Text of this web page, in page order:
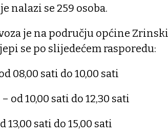
nalazi se 259 osoba.
je na području općine Zrinski
se po slijedećem rasporedu:
08,00 sati do 10,00 sati
10,00 sati do 12,30 sati
sati do 15,00 sati